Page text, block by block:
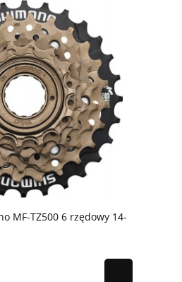
MF-TZ500 6 rzędowy 14-